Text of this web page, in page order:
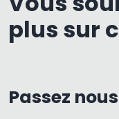
plus sur
Passez